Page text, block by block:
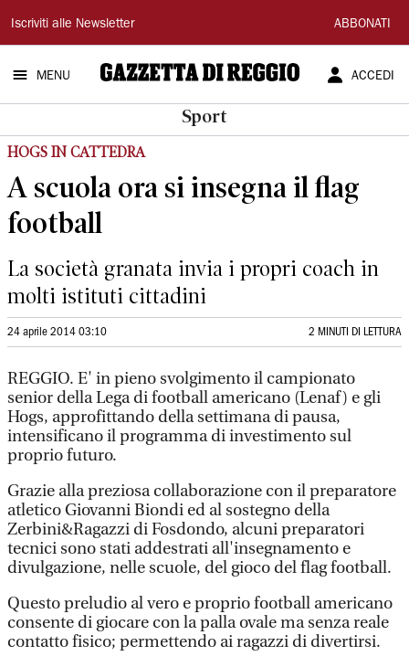
Gazzetta
di
Reggio
Iscriviti alle Newsletter ABBONATI
MENU ACCEDI
Sport
HOGS IN CATTEDRA
A scuola ora si insegna il flag
football
La società granata invia i propri coach in
molti istituti cittadini
24 aprile 2014 03:10 2 MINUTI DI LETTURA
REGGIO. E' in pieno svolgimento il campionato
senior della Lega di football americano (Lenaf) e gli
Hogs, approfittando della settimana di pausa,
intensificano il programma di investimento sul
proprio futuro.
Grazie alla preziosa collaborazione con il preparatore
atletico Giovanni Biondi ed al sostegno della
Zerbini&Ragazzi di Fosdondo, alcuni preparatori
tecnici sono stati addestrati all'insegnamento e
divulgazione, nelle scuole, del gioco del flag football.
Questo preludio al vero e proprio football americano
consente di giocare con la palla ovale ma senza reale
contatto fisico; permettendo ai ragazzi di divertirsi.